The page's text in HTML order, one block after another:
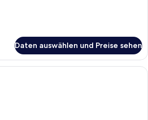
Daten auswählen und Preise sehen